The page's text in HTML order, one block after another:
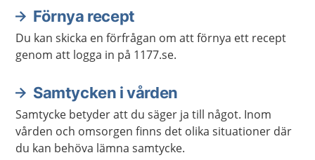
Förnya recept
Du kan skicka en förfrågan om att förnya ett recept
genom att logga in på 1177.se.
Samtycken i vården
Samtycke betyder att du säger ja till något. Inom
vården och omsorgen finns det olika situationer där
du kan behöva lämna samtycke.